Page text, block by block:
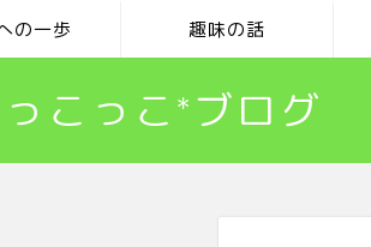
の一歩 趣味の話
こっこ*ブログ